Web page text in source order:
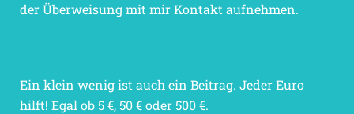
der Überweisung mit mir Kontakt aufnehmen.
Ein klein wenig ist auch ein Beitrag. Jeder Euro
hilft! Egal ob 5 €, 50 € oder 500 €.